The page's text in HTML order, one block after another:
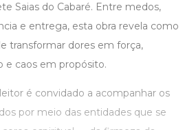
Saias do Cabaré. Entre medos,
e entrega, esta obra revela como
transformar dores em força,
e caos em propósito.
é convidado a acompanhar os
por meio das entidades que se